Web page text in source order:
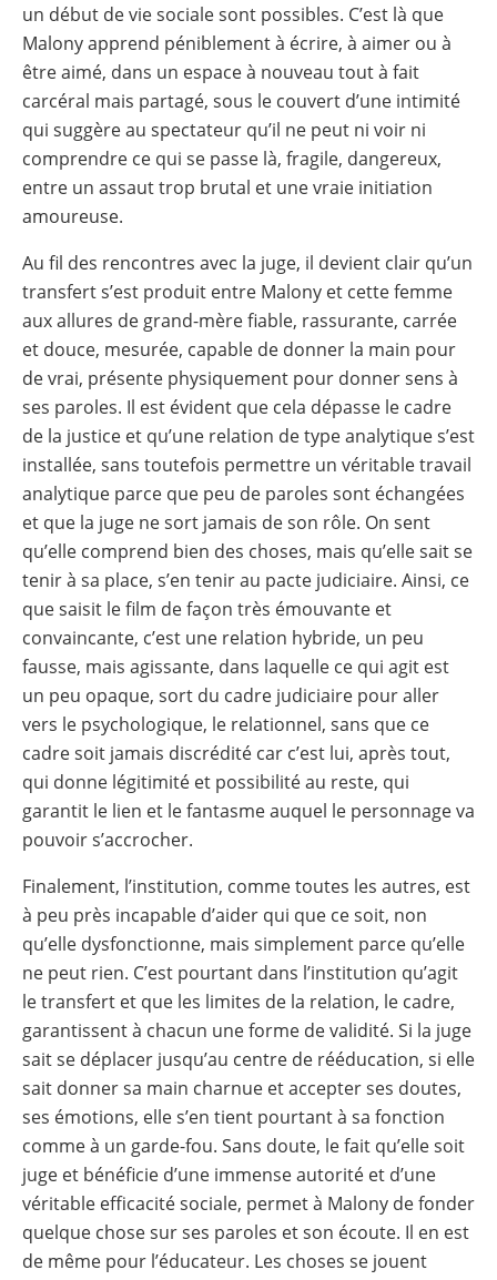
un début de vie sociale sont possibles. C’est là que
Malony apprend péniblement à écrire, à aimer ou à
être aimé, dans un espace à nouveau tout à fait
carcéral mais partagé, sous le couvert d’une intimité
qui suggère au spectateur qu’il ne peut ni voir ni
comprendre ce qui se passe là, fragile, dangereux,
entre un assaut trop brutal et une vraie initiation
amoureuse.
Au fil des rencontres avec la juge, il devient clair qu’un
transfert s’est produit entre Malony et cette femme
aux allures de grand-mère fiable, rassurante, carrée
et douce, mesurée, capable de donner la main pour
de vrai, présente physiquement pour donner sens à
ses paroles. Il est évident que cela dépasse le cadre
de la justice et qu’une relation de type analytique s’est
installée, sans toutefois permettre un véritable travail
analytique parce que peu de paroles sont échangées
et que la juge ne sort jamais de son rôle. On sent
qu’elle comprend bien des choses, mais qu’elle sait se
tenir à sa place, s’en tenir au pacte judiciaire. Ainsi, ce
que saisit le film de façon très émouvante et
convaincante, c’est une relation hybride, un peu
fausse, mais agissante, dans laquelle ce qui agit est
un peu opaque, sort du cadre judiciaire pour aller
vers le psychologique, le relationnel, sans que ce
cadre soit jamais discrédité car c’est lui, après tout,
qui donne légitimité et possibilité au reste, qui
garantit le lien et le fantasme auquel le personnage va
pouvoir s’accrocher.
Finalement, l’institution, comme toutes les autres, est
à peu près incapable d’aider qui que ce soit, non
qu’elle dysfonctionne, mais simplement parce qu’elle
ne peut rien. C’est pourtant dans l’institution qu’agit
le transfert et que les limites de la relation, le cadre,
garantissent à chacun une forme de validité. Si la juge
sait se déplacer jusqu’au centre de rééducation, si elle
sait donner sa main charnue et accepter ses doutes,
ses émotions, elle s’en tient pourtant à sa fonction
comme à un garde-fou. Sans doute, le fait qu’elle soit
juge et bénéficie d’une immense autorité et d’une
véritable efficacité sociale, permet à Malony de fonder
quelque chose sur ses paroles et son écoute. Il en est
de même pour l’éducateur. Les choses se jouent